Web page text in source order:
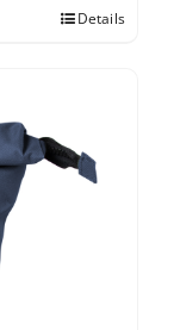
Details